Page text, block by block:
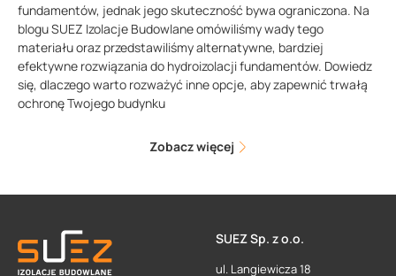
fundamentów, jednak jego skuteczność bywa ograniczona. Na
blogu SUEZ Izolacje Budowlane omówiliśmy wady tego
materiału oraz przedstawiliśmy alternatywne, bardziej
efektywne rozwiązania do hydroizolacji fundamentów. Dowiedz
się, dlaczego warto rozważyć inne opcje, aby zapewnić trwałą
ochronę Twojego budynku
Zobacz więcej
SUEZ Sp. z o.o.
ul. Langiewicza 18